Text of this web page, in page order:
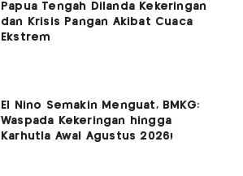
Papua Tengah Dilanda Kekeringan
dan Krisis Pangan Akibat Cuaca
Ekstrem
El Nino Semakin Menguat, BMKG:
Waspada Kekeringan hingga
Karhutla Awal Agustus 2026!